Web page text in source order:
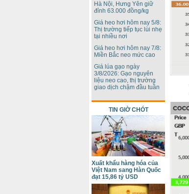
Hà Nội, Hưng Yên giữ
đỉnh 63.000 đồng/kg
Giá heo hơi hôm nay 5/8:
Thị trường tiếp tục lùi nhẹ
tại nhiều nơi
Giá heo hơi hôm nay 7/8:
Miền Bắc neo mức cao
Giá lúa gạo ngày
3/8/2026: Gạo nguyên
liệu neo cao, thị trường
giao dịch chậm đầu tuần
TIN GIỜ CHÓT
Xuất khẩu hàng hóa của
Việt Nam sang Hàn Quốc
đạt 15,86 tỷ USD